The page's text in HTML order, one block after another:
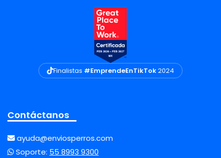
Finalistas #EmprendeEnTikTok2024
Contáctanos
ayuda@enviosperros.com
Soporte: 55 8993 9300